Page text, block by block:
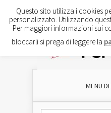
MENU
Questo sito utilizza i cookies
personalizzato. Utilizzando
Per maggiori informazioni sui
bloccarli si prega di leggere la